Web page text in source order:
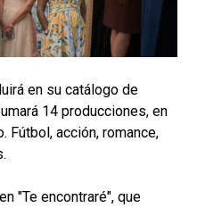
en su catálogo de
14 producciones, en
Fútbol, acción, romance,
"Te encontraré", que